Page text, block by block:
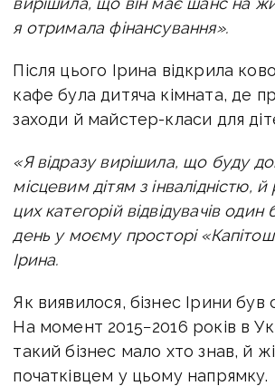
я отримала фінансування».
Після цього Ірина відкрила
кафе була дитяча кімната, де
заходи й майстер-класи для
«Я відразу вирішила, що буду
місцевим дітям з інвалідністю,
цих категорій відвідувачів
день у моєму просторі
Ірина.
Як виявилося, бізнес Ірини був
На момент 2015−2016 років в
такий бізнес мало хто знав, й
початківцем у цьому напрямку.